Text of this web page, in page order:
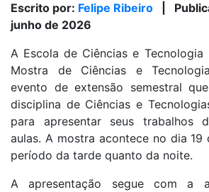
Escrito por: Felipe Ribeiro
junho de 2026
A Escola de Ciências e Tecnologia
Mostra de Ciências e
evento de extensão semestral
disciplina de Ciências e
para apresentar seus trabalhos
aulas. A mostra acontece no dia 19
período da tarde quanto da noite.
A apresentação segue com a